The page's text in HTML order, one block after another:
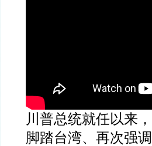
川普总统就任以来
脚踏台湾、再次强